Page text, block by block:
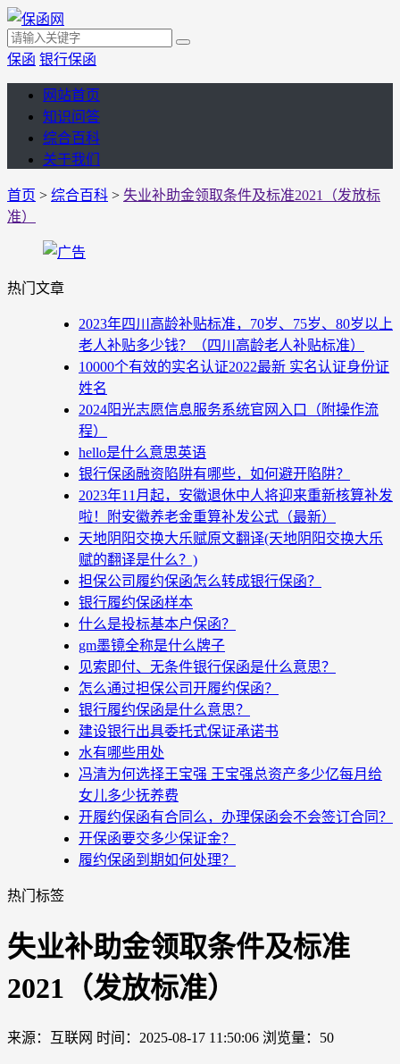
保函 银行保函
网站首页
知识问答
综合百科
关于我们
首页 > 综合百科 > 失业补助金领取条件及标准2021（发放标
准）
热门文章
2023年四川高龄补贴标准，70岁、75岁、80岁以上
老人补贴多少钱？（四川高龄老人补贴标准）
10000个有效的实名认证2022最新 实名认证身份证
姓名
2024阳光志愿信息服务系统官网入口（附操作流
程）
hello是什么意思英语
银行保函融资陷阱有哪些，如何避开陷阱？
2023年11月起，安徽退休中人将迎来重新核算补发
啦！附安徽养老金重算补发公式（最新）
天地阴阳交换大乐赋原文翻译(天地阴阳交换大乐
赋的翻译是什么？)
担保公司履约保函怎么转成银行保函？
银行履约保函样本
什么是投标基本户保函？
gm墨镜全称是什么牌子
见索即付、无条件银行保函是什么意思？
怎么通过担保公司开履约保函？
银行履约保函是什么意思？
建设银行出具委托式保证承诺书
水有哪些用处
冯清为何选择王宝强 王宝强总资产多少亿每月给
女儿多少抚养费
开履约保函有合同么，办理保函会不会签订合同？
开保函要交多少保证金？
履约保函到期如何处理？
热门标签
失业补助金领取条件及标准
2021（发放标准）
来源：互联网 时间：2025-08-17 11:50:06 浏览量：50